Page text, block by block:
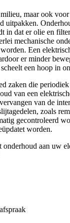
maar ook
uitpakken.
in dat er olie en
mechanische
Een
er minder
een hoop in
zaken die
van een
van de
zoals
gecontroleerd
worden.
onderhoud aan uw